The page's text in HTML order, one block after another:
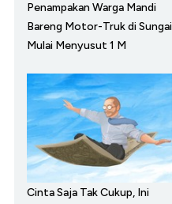
Penampakan Warga Mandi
Bareng Motor-Truk di Sungai
Mulai Menyusut 1 M
Cinta Saja Tak Cukup, Ini